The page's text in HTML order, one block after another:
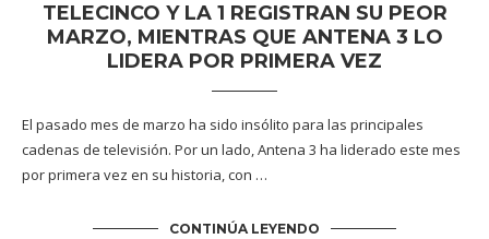
TELECINCO Y LA 1 REGISTRAN SU PEOR
MARZO, MIENTRAS QUE ANTENA 3 LO
LIDERA POR PRIMERA VEZ
El pasado mes de marzo ha sido insólito para las principales
cadenas de televisión. Por un lado, Antena 3 ha liderado este mes
por primera vez en su historia, con …
CONTINÚA LEYENDO